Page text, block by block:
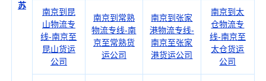
苏
南京到昆
山物流专
线-南京至
昆山货运
公司
南京到常熟
物流专线-南
京至常熟货
运公司
南京到张家
港物流专线-
南京至张家
港货运公司
南京到太
仓物流专
线-南京至
太仓货运
公司